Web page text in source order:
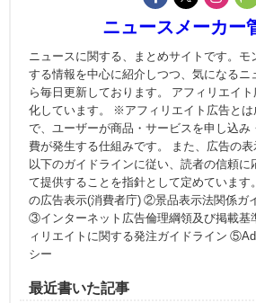
ニュースメーカー
ニュースに関する、まとめサイトです。モ
する情報を中心に紹介しつつ、気になるニ
ら毎日更新しております。 アフィリエイ
化しています。 ※アフィリエイト広告とは
で、ユーザーが商品・サービスを申し込み
費が発生する仕組みです。 また、広告の表
以下のガイドラインに従い、読者の信頼に
て提供することを指針として定めていま
の広告表示(消費者庁) ②景品表示法関係ガ
③インターネット広告倫理綱領及び掲載基
ィリエイトに関する発注ガイドライン
シー
最近書いた記事